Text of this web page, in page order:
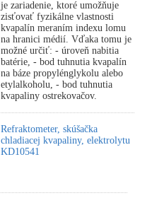
je zariadenie, ktoré umožňuje
zisťovať fyzikálne vlastnosti
kvapalín meraním indexu lomu
na hranici médií. Vďaka tomu je
možné určiť: - úroveň nabitia
batérie, - bod tuhnutia kvapalín
na báze propylénglykolu alebo
etylalkoholu, - bod tuhnutia
kvapaliny ostrekovačov.
Refraktometer, skúšačka
chladiacej kvapaliny, elektrolytu
KD10541